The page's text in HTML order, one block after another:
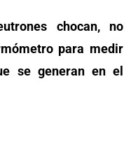
chocan, no
para medir
se generan en el